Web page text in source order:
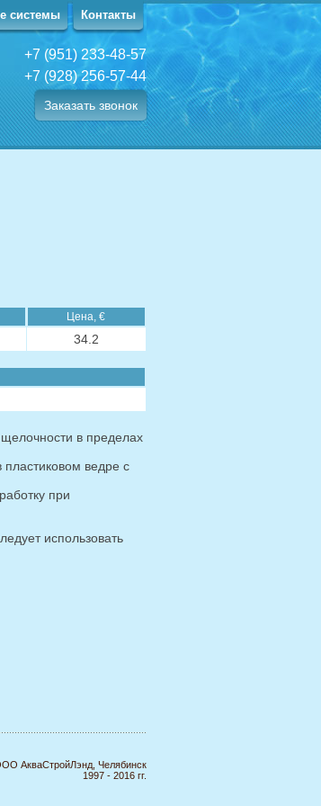
системы Контакты
+7 (951) 233-48-57
+7 (928) 256-57-44
Заказать звонок
Цена, €
34.2
в пределах
пластиковом ведре с
при
использовать
АкваСтройЛэнд, Челябинск
1997 - 2016 гг.